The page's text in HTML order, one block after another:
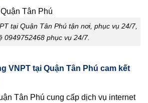
tại Quận Tân Phú tận nơi, phục vụ 24/7,
0949752468 phục vụ 24/7.
VNPT tại Quận Tân Phú cam kết
Tân Phú cung cấp dịch vụ internet